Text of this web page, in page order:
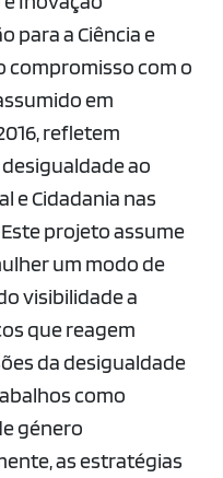
para a Ciência e
compromisso com o
em
refletem
ao
e Cidadania nas
projeto assume
um modo de
visibilidade a
que reagem
da desigualdade
como
género
as estratégias